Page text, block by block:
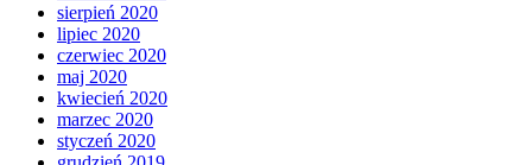
sierpień 2020
lipiec 2020
czerwiec 2020
maj 2020
kwiecień 2020
marzec 2020
styczeń 2020